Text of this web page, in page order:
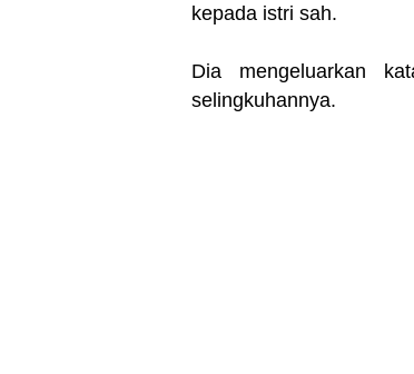
kepada istri sah.
Dia mengeluarkan
selingkuhannya.